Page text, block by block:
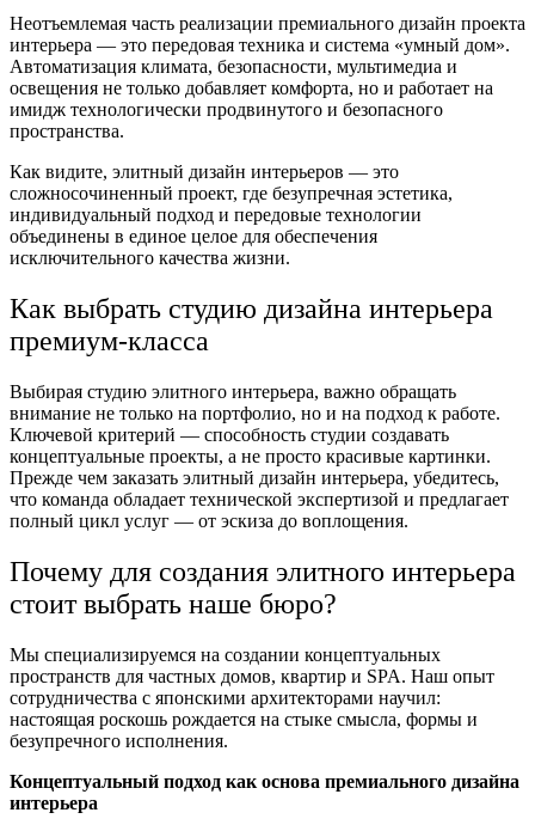
Неотъемлемая часть реализации премиального дизайн проекта
интерьера — это передовая техника и система «умный дом».
Автоматизация климата, безопасности, мультимедиа и
освещения не только добавляет комфорта, но и работает на
имидж технологически продвинутого и безопасного
пространства.
Как видите, элитный дизайн интерьеров — это
сложносочиненный проект, где безупречная эстетика,
индивидуальный подход и передовые технологии
объединены в единое целое для обеспечения
исключительного качества жизни.
Как выбрать студию дизайна интерьера
премиум-класса
Выбирая студию элитного интерьера, важно обращать
внимание не только на портфолио, но и на подход к работе.
Ключевой критерий — способность студии создавать
концептуальные проекты, а не просто красивые картинки.
Прежде чем заказать элитный дизайн интерьера, убедитесь,
что команда обладает технической экспертизой и предлагает
полный цикл услуг — от эскиза до воплощения.
Почему для создания элитного интерьера
стоит выбрать наше бюро?
Мы специализируемся на создании концептуальных
пространств для частных домов, квартир и SPA. Наш опыт
сотрудничества с японскими архитекторами научил:
настоящая роскошь рождается на стыке смысла, формы и
безупречного исполнения.
Концептуальный подход как основа премиального дизайна
интерьера